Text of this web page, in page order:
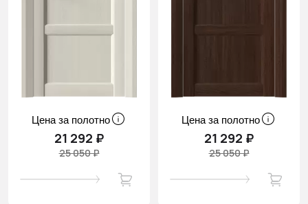
Цена за полотно
21 292 ₽
25 050 ₽
Цена за полотно
21 292 ₽
25 050 ₽